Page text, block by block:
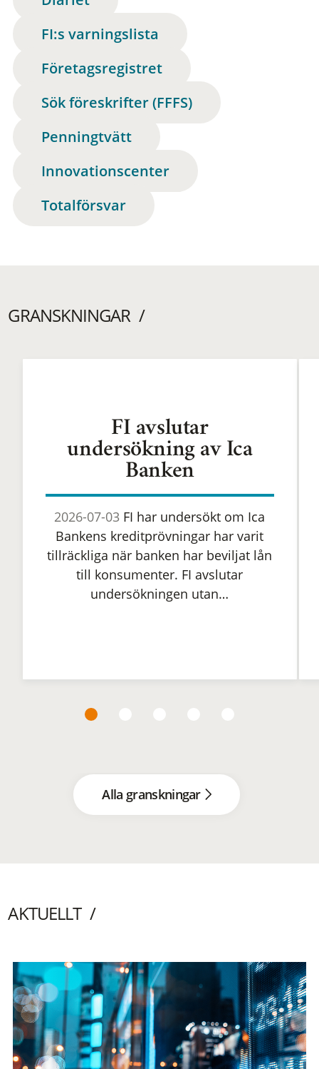
FI:s varningslista
Företagsregistret
Sök föreskrifter (FFFS)
Penningtvätt
Innovationscenter
Totalförsvar
GRANSKNINGAR
FI avslutar
undersökning av Ica
Banken
2026-07-03 FI har undersökt om Ica
Bankens kreditprövningar har varit
tillräckliga när banken har beviljat lån
till konsumenter. FI avslutar
undersökningen utan…
Alla granskningar
AKTUELLT